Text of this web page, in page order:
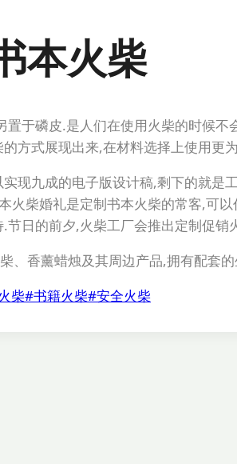
本火柴
置于磷皮.是人们在使用火柴的时候
方式展现出来,在材料选择上使用更
现九成的电子版设计稿,剩下的就
火柴婚礼是定制书本火柴的常客,可
节日的前夕,火柴工厂会推出定制促
、香薰蜡烛及其周边产品,拥有配套
柴#书籍火柴#安全火柴